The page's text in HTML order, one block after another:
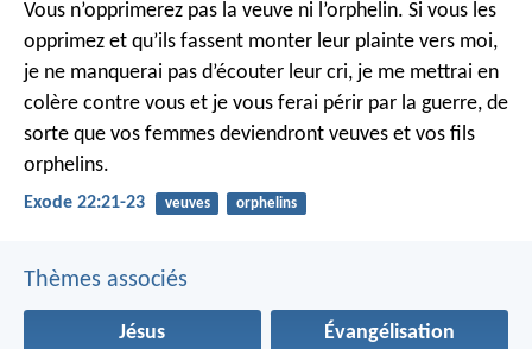
Vous n’opprimerez pas la veuve ni l’orphelin. Si vous les
opprimez et qu’ils fassent monter leur plainte vers moi,
je ne manquerai pas d’écouter leur cri, je me mettrai en
colère contre vous et je vous ferai périr par la guerre, de
sorte que vos femmes deviendront veuves et vos fils
orphelins.
Exode 22:21-23 veuves orphelins
Thèmes associés
Jésus Évangélisation